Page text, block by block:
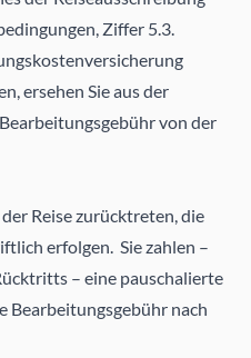
Ziffer 5.3.
ersehen Sie aus der
von der
Reise zurücktreten, die
erfolgen. Sie zahlen –
– eine pauschalierte
Bearbeitungsgebühr nach